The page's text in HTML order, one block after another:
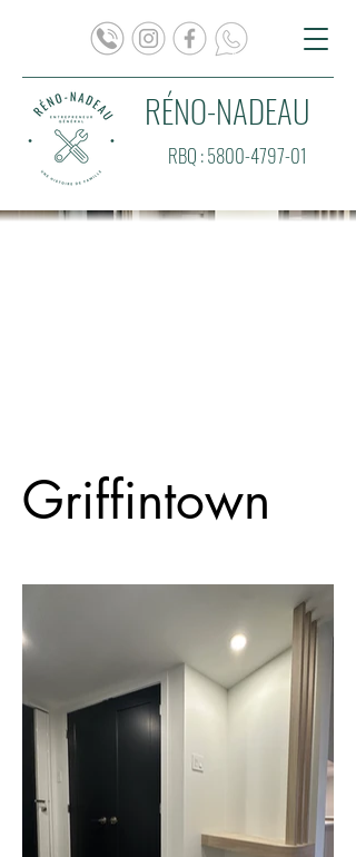
RBQ :5800-4797-01
RÉNO-NADEAU
Griffintown